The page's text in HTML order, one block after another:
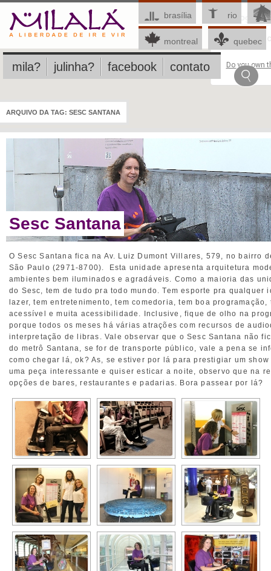
This page
Do you own
brasília rio
montreal quebec
mila? julinha? facebook contato
ARQUIVO DA TAG: SESC SANTANA
Sesc Santana
O Sesc Santana fica na Av. Luiz Dumont Villares, 579, no bairro
São Paulo (2971-8700). Esta unidade apresenta arquitetura
ambientes bem iluminados e agradáveis. Como a maioria das
do Sesc, tem de tudo pra todo mundo. Tem esporte pra qualquer
lazer, tem entretenimento, tem comedoria, tem boa programação,
acessível e muita acessibilidade. Inclusive, fique de olho na
porque todos os meses há várias atrações com recursos de
interpretação de libras. Vale observar que o Sesc Santana não
do metrô Santana, se for de transporte público, vale a pena se
como chegar lá, ok? As, se estiver por lá para prestigiar um
uma peça interessante e quiser esticar a noite, observo que na
opções de bares, restaurantes e padarias. Bora passear por lá?